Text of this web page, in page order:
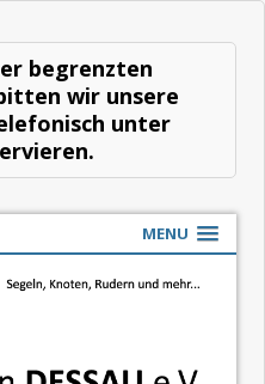
begrenzten
wir unsere
unter
MENU